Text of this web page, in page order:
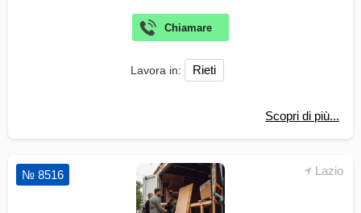
Lavora in: Rieti
Scopri di più...
Lazio
№ 8516